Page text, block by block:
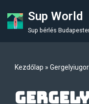
Skip
Sup World
Sup bérlés
Kezdőlap »